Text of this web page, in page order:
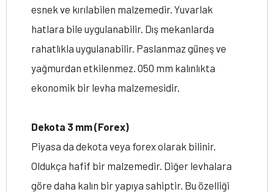
esnek ve kırılabilen malzemedir. Yuvarlak
hatlara bile uygulanabilir. Dış mekanlarda
rahatlıkla uygulanabilir. Paslanmaz güneş ve
yağmurdan etkilenmez. 050 mm kalınlıkta
ekonomik bir levha malzemesidir.
Dekota 3 mm (Forex)
Piyasa da dekota veya forex olarak bilinir.
Oldukça hafif bir malzemedir. Diğer levhalara
göre daha kalın bir yapıya sahiptir. Bu özelliği